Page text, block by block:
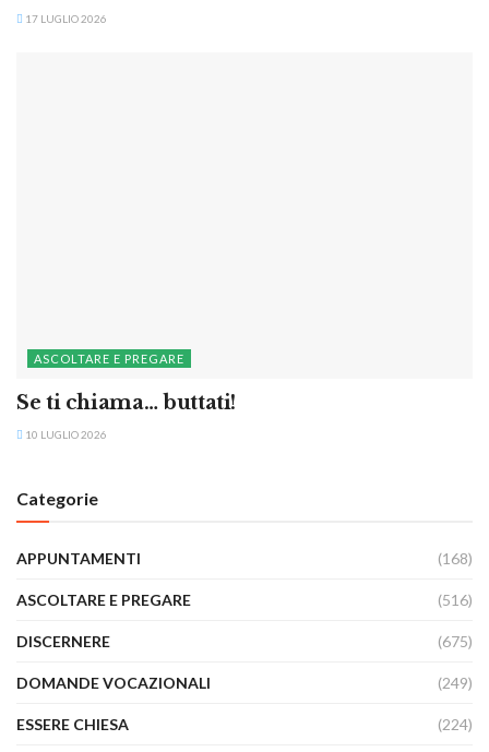
17 LUGLIO 2026
ASCOLTARE E PREGARE
Se ti chiama… buttati!
10 LUGLIO 2026
Categorie
APPUNTAMENTI (168)
ASCOLTARE E PREGARE (516)
DISCERNERE (675)
DOMANDE VOCAZIONALI (249)
ESSERE CHIESA (224)